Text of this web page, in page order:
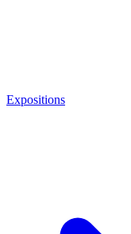
Expositions